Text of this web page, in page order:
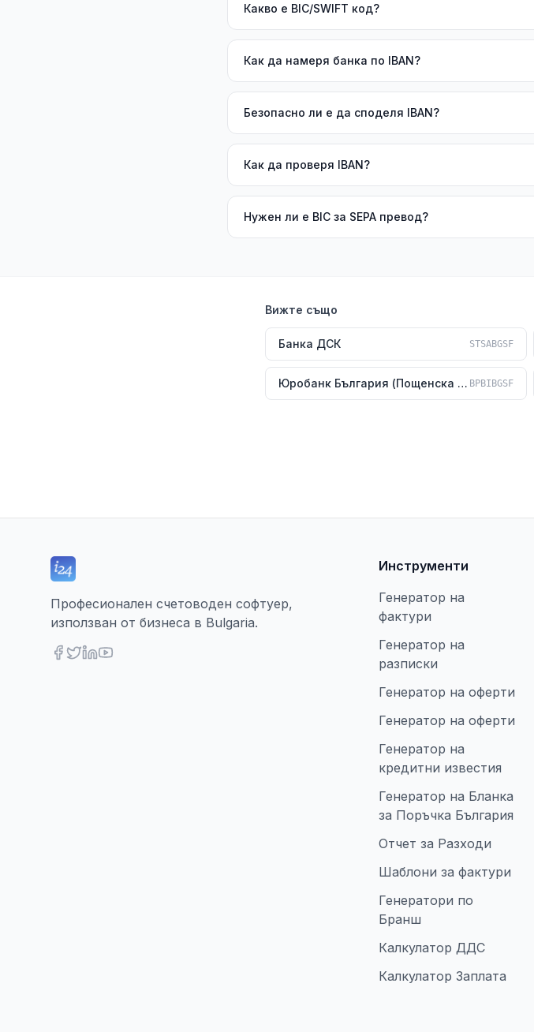
Какво е BIC/SWIFT код?
Как да намеря банка по IBAN?
Безопасно ли е да споделя IBAN?
Как да проверя IBAN?
Нужен ли е BIC за SEPA превод?
Вижте също
Банка ДСК STSABGSF
Юробанк България (Пощенска банка) BPBIBGSF
Професионален счетоводен софтуер,
използван от бизнеса в Bulgaria.
Инструменти
Генератор на
фактури
Генератор на
разписки
Генератор на оферти
Генератор на оферти
Генератор на
кредитни известия
Генератор на Бланка
за Поръчка България
Отчет за Разходи
Шаблони за фактури
Генератори по
Бранш
Калкулатор ДДС
Калкулатор Заплата